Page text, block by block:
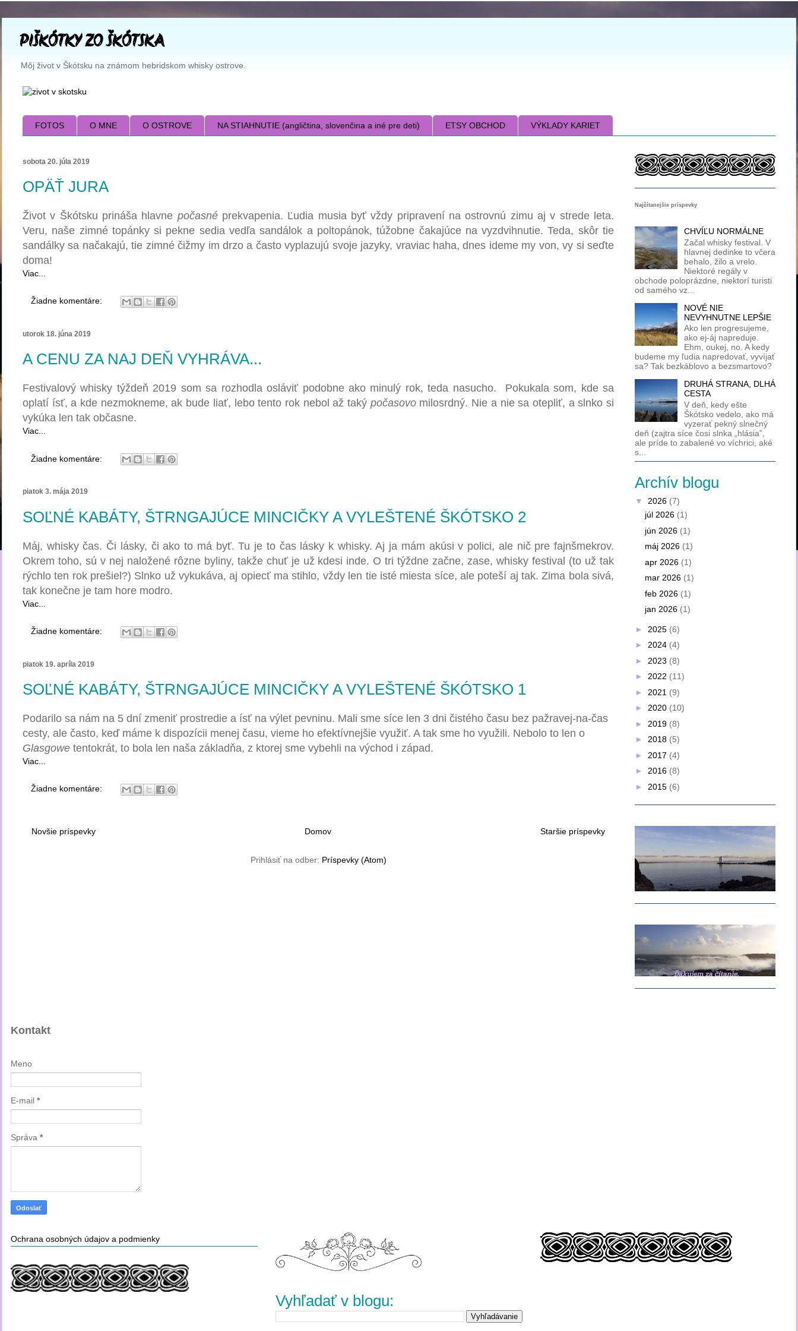
PIŠKÓTKY ZO ŠKÓTSKA
Môj život v Škótsku na známom hebridskom whisky ostrove.
FOTOS O MNE O OSTROVE NA STIAHNUTIE (angličtina, slovenčina a iné pre deti) ETSY OBCHOD VÝKLADY KARIET
sobota 20. júla 2019
OPÄŤ JURA
Život v Škótsku prináša hlavne počasnéprekvapenia. Ľudia musia byť vždy pripravení na ostrovnú zimu aj v strede leta.
Veru, naše zimné topánky si pekne sedia vedľa sandálok a poltopánok, túžobne čakajúce na vyzdvihnutie. Teda, skôr tie
sandálky sa načakajú, tie zimné čižmy im drzo a často vyplazujú svoje jazyky, vraviac haha, dnes ideme my von, vy si seďte
doma!
Viac...
Žiadne komentáre:
utorok 18. júna 2019
A CENU ZA NAJ DEŇ VYHRÁVA...
Festivalový whisky týždeň 2019 som sa rozhodla osláviť podobne ako minulý rok, teda nasucho. Pokukala som, kde sa
oplatí ísť, a kde nezmokneme, ak bude liať, lebo tento rok nebol až taký počasovomilosrdný. Nie a nie sa otepliť, a slnko si
vykúka len tak občasne.
Viac...
Žiadne komentáre:
piatok 3. mája 2019
SOĽNÉ KABÁTY, ŠTRNGAJÚCE MINCIČKY A VYLEŠTENÉ ŠKÓTSKO 2
Máj, whisky čas. Či lásky, či ako to má byť. Tu je to čas lásky k whisky. Aj ja mám akúsi v polici, ale nič pre fajnšmekrov.
Okrem toho, sú v nej naložené rôzne byliny, takže chuť je už kdesi inde. O tri týždne začne, zase, whisky festival (to už tak
rýchlo ten rok prešiel?) Slnko už vykukáva, aj opiecť ma stihlo, vždy len tie isté miesta síce, ale poteší aj tak. Zima bola sivá,
tak konečne je tam hore modro.
Viac...
Žiadne komentáre:
piatok 19. apríla 2019
SOĽNÉ KABÁTY, ŠTRNGAJÚCE MINCIČKY A VYLEŠTENÉ ŠKÓTSKO 1
Podarilo sa nám na 5 dní zmeniť prostredie a ísť na výlet pevninu. Mali sme síce len 3 dni čistého času bez pažravej-na-čas
cesty, al e často, keď máme k dispozícii menej času, vieme ho efektívnejšie využiť. A tak sme ho využili. Nebolo to len o
Glasgowe tentokrát, to bola len naša základňa, z ktorej sme vybehli na východ i západ.
Viac...
Žiadne komentáre:
Novšie príspevky Staršie príspevky
Domov
Prihlásiť na odber: Príspevky (Atom)
Najčítanejšie príspevky
CHVÍĽU NORMÁLNE
Začal whisky festival. V
hlavnej dedinke to včera
behalo, žilo a vrelo.
Niektoré regály v
obchode poloprázdne, niektorí turisti
od samého vz...
NOVÉ NIE
NEVYHNUTNE LEPŠIE
Ako len progresujeme,
ako ej-áj napreduje.
Ehm, oukej, no. A kedy
budeme my ľudia napredovať, vyvíjať
sa? Tak bezkáblovo a bezsmartovo?
DRUHÁ STRANA, DLHÁ
CESTA
V deň, kedy ešte
Škótsko vedelo, ako má
vyzerať pekný slnečný
deň (zajtra síce čosi slnka „hlásia‟,
ale príde to zabalené vo víchrici, aké
s...
Archív blogu
▼ 2026 (7)
júl 2026 (1)
jún 2026 (1)
máj 2026 (1)
apr 2026 (1)
mar 2026 (1)
feb 2026 (1)
jan 2026 (1)
► 2025 (6)
► 2024 (4)
► 2023 (8)
► 2022 (11)
► 2021 (9)
► 2020 (10)
► 2019 (8)
► 2018 (5)
► 2017 (4)
► 2016 (8)
► 2015 (6)
Kontakt
Meno
E-mail *
Správa *
Ochrana osobných údajov a podmienky
Vyhľadať v blogu: